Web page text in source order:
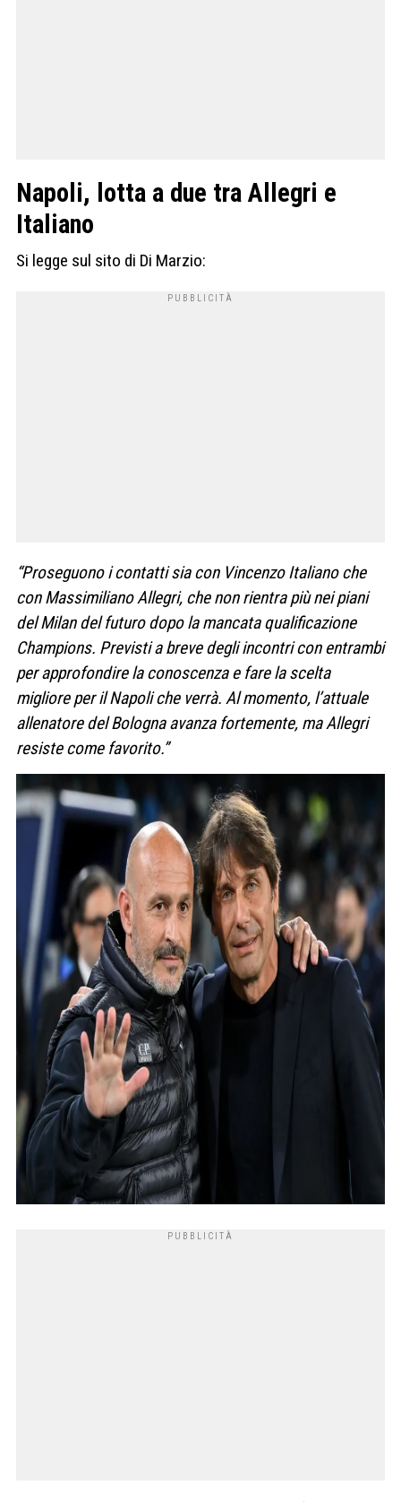
Napoli, lotta a due tra Allegri e
Italiano
Si legge sul sito di Di Marzio:
“Proseguono i contatti sia con Vincenzo Italiano che
con Massimiliano Allegri, che non rientra più nei piani
del Milan del futuro dopo la mancata qualificazione
Champions. Previsti a breve degli incontri con entrambi
per approfondire la conoscenza e fare la scelta
migliore per il Napoli che verrà. Al momento, l’attuale
allenatore del Bologna avanza fortemente, ma Allegri
resiste come favorito.”